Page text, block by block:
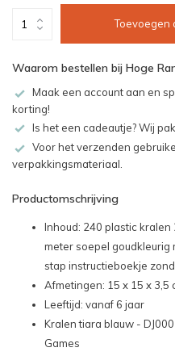
Toevoegen
Waarom bestellen bij Hoge
Maak een account aan en
korting!
Is het een cadeautje? Wij
Voor het verzenden
verpakkingsmateriaal.
Productomschrijving
Inhoud: 240 plastic
meter soepel
stap instructieboekje
Afmetingen: 15 x 15 x 3,5
Leeftijd: vanaf 6 jaar
Kralen tiara blauw -
Games